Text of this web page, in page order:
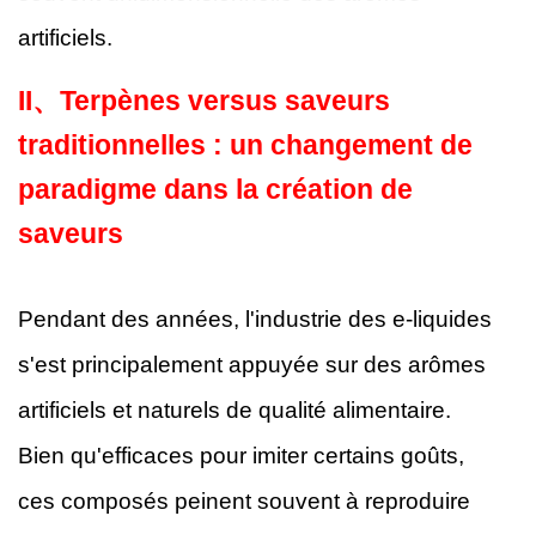
artificiels.
II、 Terpènes versus saveurs
traditionnelles : un changement de
paradigme dans la création de
saveurs
Pendant des années, l'industrie des e-liquides
s'est principalement appuyée sur des arômes
artificiels et naturels de qualité alimentaire.
Bien qu'efficaces pour imiter certains goûts,
ces composés peinent souvent à reproduire